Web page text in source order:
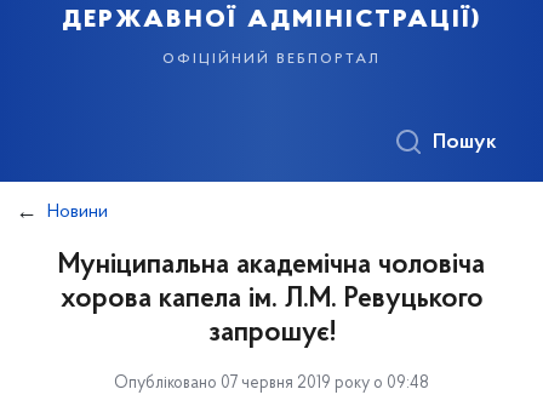
державної адміністрації)
офіційний вебпортал
Пошук
Новини
Муніципальна академічна чоловіча
хорова капела ім. Л.М. Ревуцького
запрошує!
Опубліковано 07 червня 2019 року о 09:48